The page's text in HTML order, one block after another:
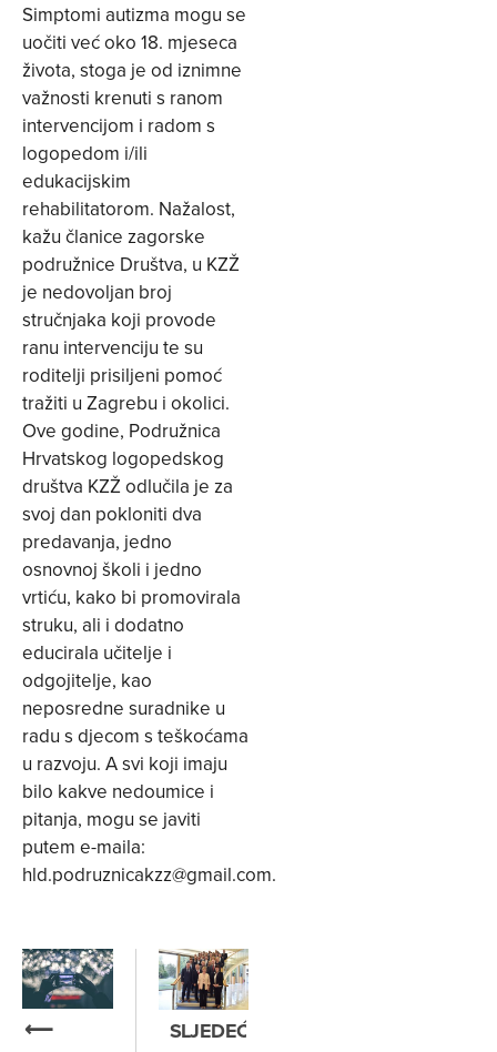
Simptomi autizma mogu se
uočiti već oko 18. mjeseca
života, stoga je od iznimne
važnosti krenuti s ranom
intervencijom i radom s
logopedom i/ili
edukacijskim
rehabilitatorom. Nažalost,
kažu članice zagorske
podružnice Društva, u KZŽ
je nedovoljan broj
stručnjaka koji provode
ranu intervenciju te su
roditelji prisiljeni pomoć
tražiti u Zagrebu i okolici.
Ove godine, Podružnica
Hrvatskog logopedskog
društva KZŽ odlučila je za
svoj dan pokloniti dva
predavanja, jedno
osnovnoj školi i jedno
vrtiću, kako bi promovirala
struku, ali i dodatno
educirala učitelje i
odgojitelje, kao
neposredne suradnike u
radu s djecom s teškoćama
u razvoju. A svi koji imaju
bilo kakve nedoumice i
pitanja, mogu se javiti
putem e-maila:
hld.podruznicakzz@gmail.com.
⟵
SLJEDEĆE